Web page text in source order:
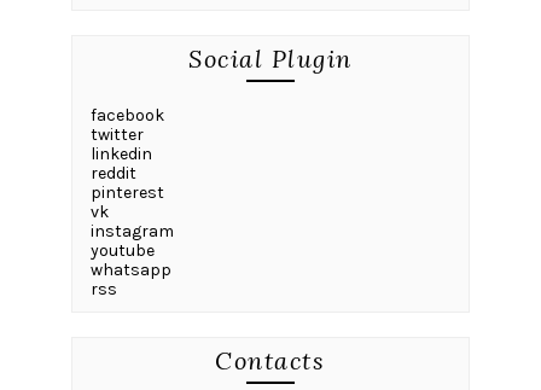
Social Plugin
facebook
twitter
linkedin
reddit
pinterest
vk
instagram
youtube
whatsapp
rss
Contacts